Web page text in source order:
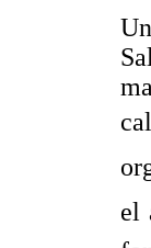
el